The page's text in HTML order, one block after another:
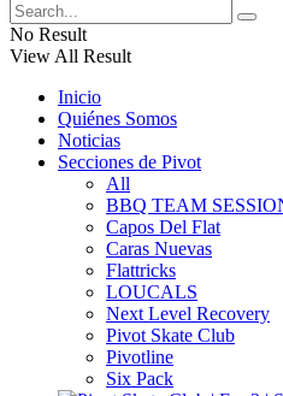
No Result
View All Result
Inicio
Quiénes Somos
Noticias
Secciones de Pivot
All
BBQ TEAM
Capos Del Flat
Caras Nuevas
Flattricks
LOUCALS
Next Level Recovery
Pivot Skate Club
Pivotline
Six Pack